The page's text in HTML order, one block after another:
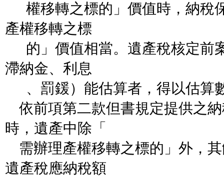
權移轉之標的」價值時，納稅
產權移轉之標
的」價值相當。遺產稅核定前
滯納金、利息
、罰鍰）能估算者，得以估算
依前項第二款但書規定提供之
時，遺產中除「
需辦理產權移轉之標的」外，
遺產稅應納稅額